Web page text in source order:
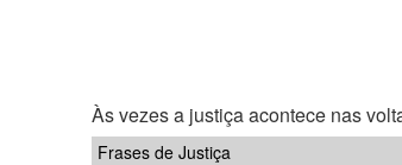
Às vezes a justiça acontece nas
Frases de Justiça